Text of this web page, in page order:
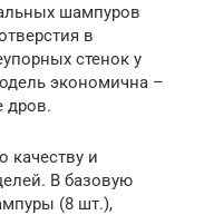
шампуров
в
стенок у
экономична –
дров.
качеству и
В базовую
(8 шт.),